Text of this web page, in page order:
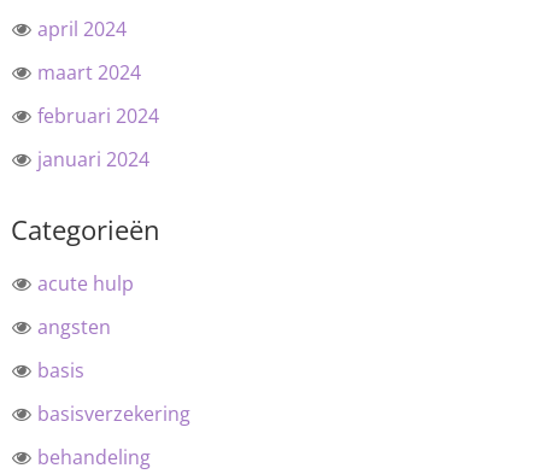
april 2024
maart 2024
februari 2024
januari 2024
Categorieën
acute hulp
angsten
basis
basisverzekering
behandeling